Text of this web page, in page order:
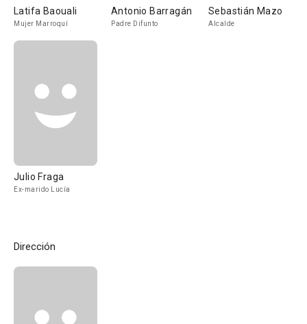
Latifa Baouali
Mujer Marroquí
Antonio Barragán
Padre Difunto
Sebastián Mazo
Alcalde
Julio Fraga
Ex-marido Lucía
Dirección